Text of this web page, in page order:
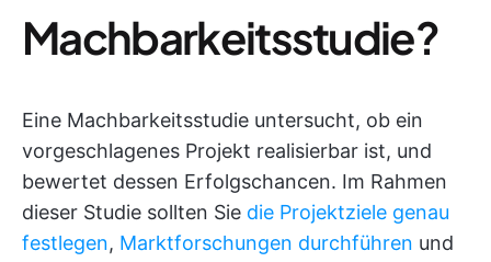
Machbarkeitsstudie?
Eine Machbarkeitsstudie untersucht, ob ein
vorgeschlagenes Projekt realisierbar ist, und
bewertet dessen Erfolgschancen. Im Rahmen
dieser Studie sollten Sie die Projektziele genau
festlegen, Marktforschungen durchführen und